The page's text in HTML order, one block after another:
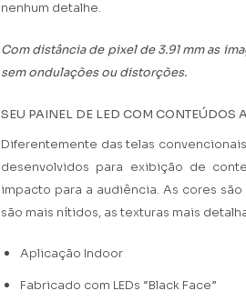
nenhum detalhe.
Com distância de pixel de 3.91 mm as
sem ondulações ou distorções.
SEU PAINEL DE LED COM CONTEÚDOS
Diferentemente das telas
desenvolvidos para exibição de
impacto para a audiência. As cores
são mais nítidos, as texturas mais
Aplicação Indoor
Fabricado com LEDs “Black Face”